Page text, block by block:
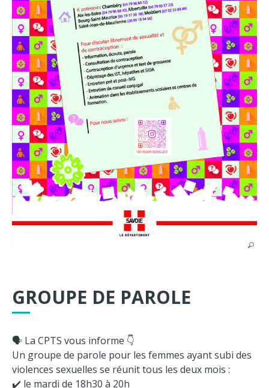
GROUPE DE PAROLE
🗣 La CPTS vous informe 👇
Un groupe de parole pour les femmes ayant subi des
violences sexuelles se réunit tous les deux mois :
✔️ le mardi de 18h30 à 20h